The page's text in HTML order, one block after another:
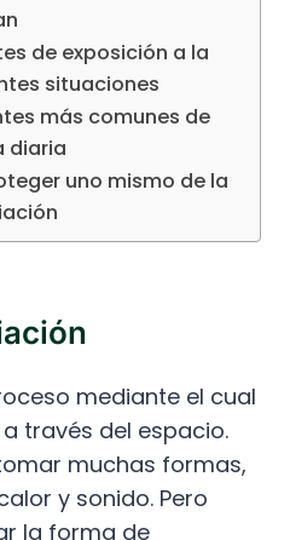
de exposición a la
situaciones
más comunes de
diaria
uno mismo de la
mediante el cual
través del espacio.
muchas formas,
y sonido. Pero
la forma de